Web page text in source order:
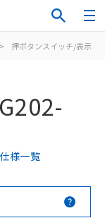
> 押ボタンスイッチ/表示灯
様一覧